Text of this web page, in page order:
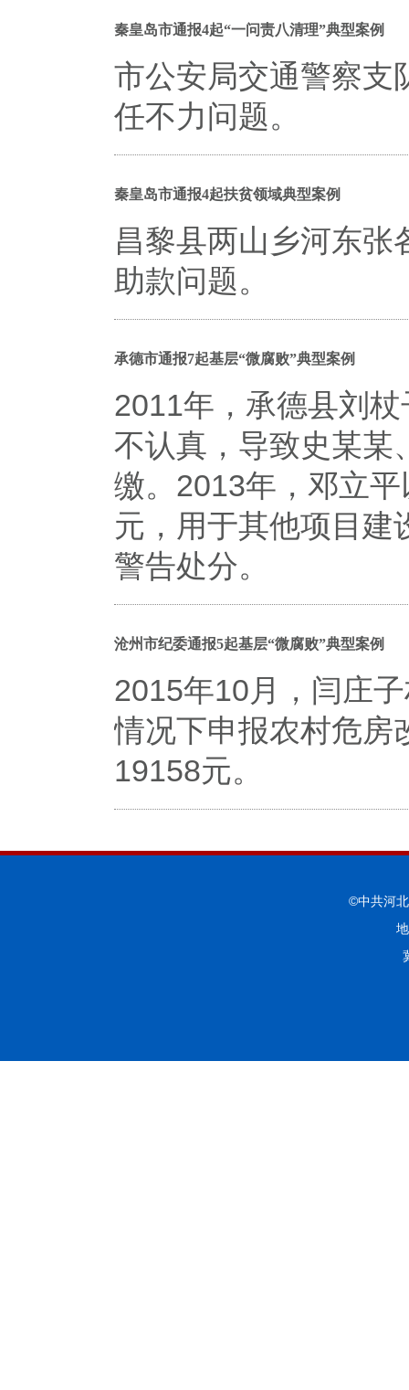
秦皇岛市通报4起“一问责八清理”典型案例
市公安局交通警察支
任不力问题。
秦皇岛市通报4起扶贫领域典型案例
昌黎县两山乡河东张
助款问题。
承德市通报7起基层“微腐败”典型案例
2011年，承德县刘
不认真，导致史某某
缴。2013年，邓立
元，用于其他项目建
警告处分。
沧州市纪委通报5起基层“微腐败”典型案例
2015年10月，闫庄
情况下申报农村危房
19158元。
©中共河